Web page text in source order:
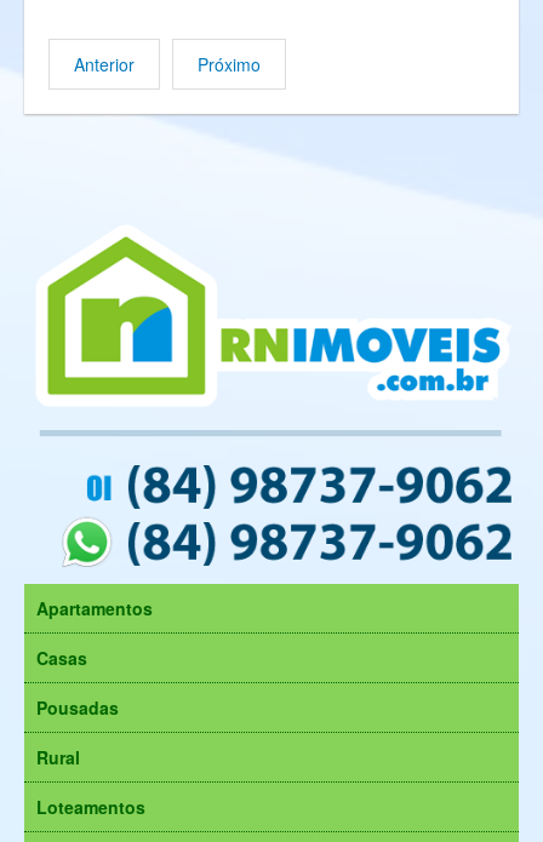
Anterior Próximo
Apartamentos
Casas
Pousadas
Rural
Loteamentos